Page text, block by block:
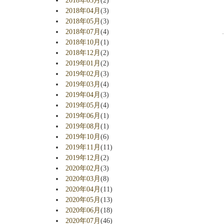
2018年04月(3)
2018年05月(3)
2018年07月(4)
2018年10月(1)
2018年12月(2)
2019年01月(2)
2019年02月(3)
2019年03月(4)
2019年04月(3)
2019年05月(4)
2019年06月(1)
2019年08月(1)
2019年10月(6)
2019年11月(11)
2019年12月(2)
2020年02月(3)
2020年03月(8)
2020年04月(11)
2020年05月(13)
2020年06月(18)
2020年07月(46)